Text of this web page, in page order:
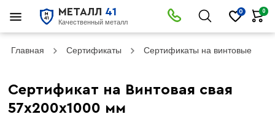
МЕТАЛЛ 41
Качественный металл
0 0
Главная Сертификаты Сертификаты на винтовые сваи
Сертификат на Винтовая свая
57х200х1000 мм